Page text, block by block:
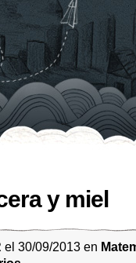
y miel
el 30/09/2013 en